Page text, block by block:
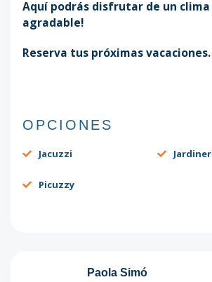
Aquí podrás disfrutar de un
agradable!
Reserva tus próximas vacaciones.
OPCIONES
Jacuzzi
Picuzzy
Paola Simó